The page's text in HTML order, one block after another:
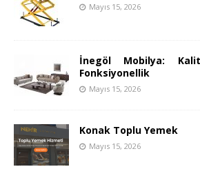
Mayıs 15, 2026
İnegöl Mobilya:
Fonksiyonellik
Mayıs 15, 2026
Konak Toplu Yemek
Mayıs 15, 2026